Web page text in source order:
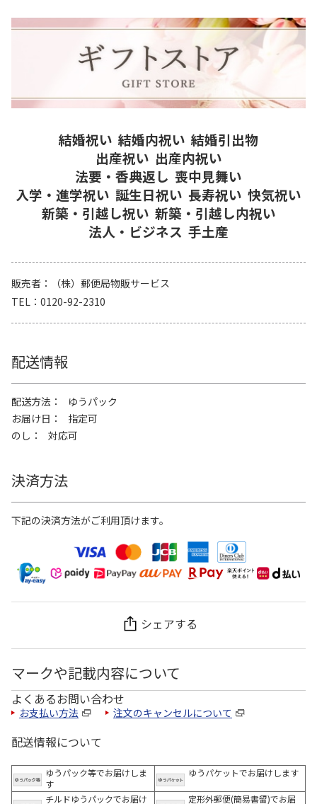
結婚祝い 結婚内祝い 結婚引出物
出産祝い 出産内祝い
法要・香典返し 喪中見舞い
入学・進学祝い 誕生日祝い 長寿祝い 快気祝い
新築・引越し祝い 新築・引越し内祝い
法人・ビジネス 手土産
販売者
（株）郵便局物販サービス
TEL
0120-92-2310
配送情報
配送方法
ゆうパック
お届け日
指定可
のし
対応可
決済方法
下記の決済方法がご利用頂けます。
シェアする
マークや記載内容について
よくあるお問い合わせ
お支払い方法 注文のキャンセルについて
配送情報について
ゆうパック等でお届けしま
す
ゆうパケットでお届けします
チルドゆうパックでお届け
定形外郵便(簡易書留)でお届